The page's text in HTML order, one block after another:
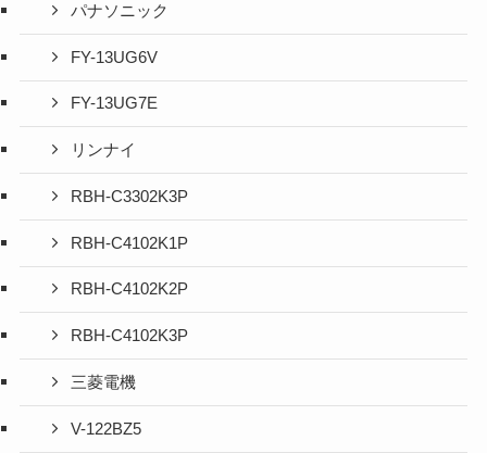
パナソニック
FY-13UG6V
FY-13UG7E
リンナイ
RBH-C3302K3P
RBH-C4102K1P
RBH-C4102K2P
RBH-C4102K3P
三菱電機
V-122BZ5